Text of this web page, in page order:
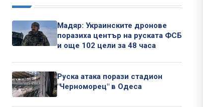
Мадяр: Украинските дронове
поразиха център на руската ФСБ
и още 102 цели за 48 часа
Руска атака порази стадион
"Черноморец" в Одеса